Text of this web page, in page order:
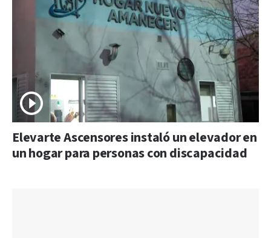
Elevarte Ascensores instaló un elevador en
un hogar para personas con discapacidad